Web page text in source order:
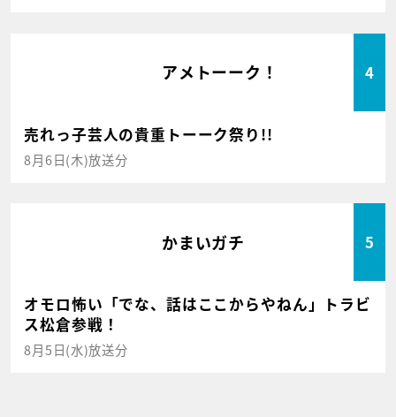
アメトーーク！ 4
売れっ子芸人の貴重トーーク祭り!!
8月6日(木)放送分
かまいガチ 5
オモロ怖い「でな、話はここからやねん」トラビ
ス松倉参戦！
8月5日(水)放送分